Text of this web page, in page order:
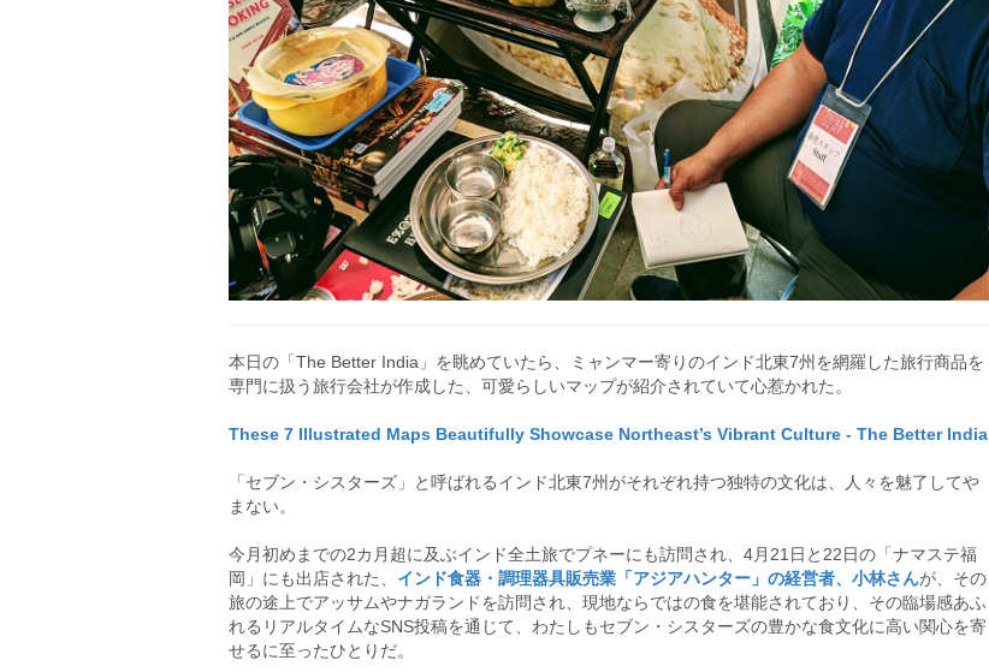
本日の「The Better India」を眺めていたら、ミャンマー寄りのインド北東7州を網羅した旅行商品を
専門に扱う旅行会社が作成した、可愛らしいマップが紹介されていて心惹かれた。
These 7 Illustrated Maps Beautifully Showcase Northeast’s Vibrant Culture - The Better India
「セブン・シスターズ」と呼ばれるインド北東7州がそれぞれ持つ独特の文化は、人々を魅了してや
まない。
今月初めまでの2カ月超に及ぶインド全土旅でプネーにも訪問され、4月21日と22日の「ナマステ福
岡」にも出店された、 インド食器・調理器具販売業「アジアハンター」の経営者、小林さんが、その
旅の途上でアッサムやナガランドを訪問され、現地ならではの食を堪能されており、その臨場感あふ
れるリアルタイムなSNS投稿を通じて、わたしもセブン・シスターズの豊かな食文化に高い関心を寄
せるに至ったひとりだ。